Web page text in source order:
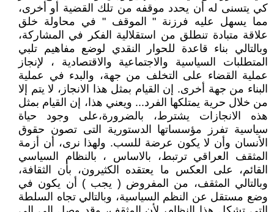
كي يتسنى له أن يحدد موقفه من تلك القضية أو أخرى،
مما يسهل عليه فرزنة " الموقف " في محاولة خلق
علاقة متبادة تنطلق من استقلالية الفكر في المشاركة،
وبالتالي بناء قاعدة للحوار النقدي لوضع مفاهيم تلبي
المتطلبات السياسية والاجتماعية والاقتصادية ، لإنجاز
عملية القضاء على التخلف من جهة، والبدء في عملية
البناء من جهة أخرى. إن القيام بمثل هذا الانجاز، لا يتم إلا
من خلال حرية يمتلكها الفرد... ويعني هذا، إن القيام بمثل
هذه الانجازات يشترط، بالضرورة،على وجود حياة
سياسية تفرز مؤسساتها الدستورية التى تصون حقوق
الأنسان وأن لا يكون عرضة للسب. ولهذا نرى، أن أزمة
المثقف العراقي ترتبط، بالاساس ، بالنظام السياسي
القائم، على العكس ما يعتقده الكثيرون، بأن الثقافة،
وبالتالي المثقف، من المفروض ( يجب ) أن يكون في
وضع مستقل عن النظم السياسية، وبالتالي تجاه السلطة